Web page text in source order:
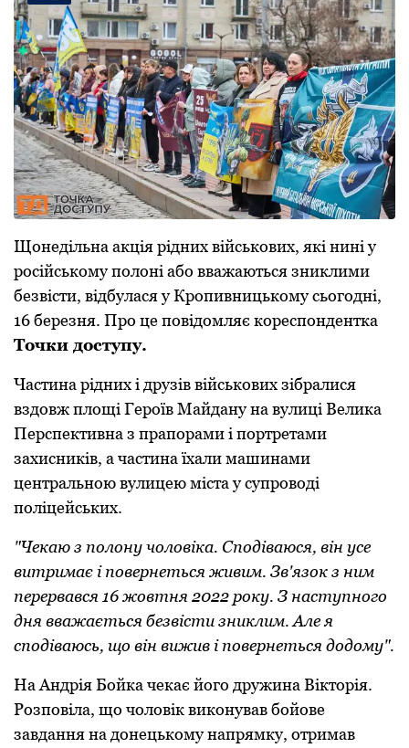
Щонедільна акція рідних військових, які нині у
російському полоні або вважаються зниклими
безвісти, відбулася у Кропивницькому сьогодні,
16 березня. Про це повідомляє кореспондентка
Точки доступу.
Частина рідних і друзів військових зібралися
вздовж площі Героїв Майдану на вулиці Велика
Перспективна з прапорами і портретами
захисників, а частина їхали машинами
центральною вулицею міста у супроводі
поліцейських.
"Чекаю з полону чоловіка. Сподіваюся, він усе
витримає і повернеться живим. Зв'язок з ним
перервався 16 жовтня 2022 року. З наступного
дня вважається безвісти зниклим. Але я
сподіваюсь, що він вижив і повернеться додому".
На Андрія Бойка чекає його дружина Вікторія.
Розповіла, що чоловік виконував бойове
завдання на донецькому напрямку, отримав